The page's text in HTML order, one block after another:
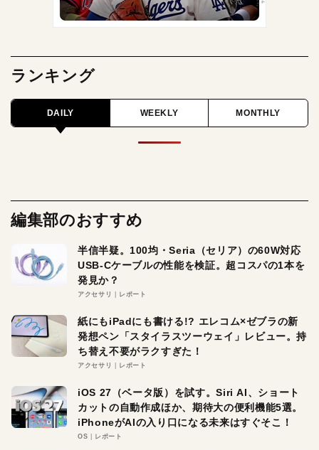
ランキング
DAILY WEEKLY MONTHLY
編集部のおすすめ
半信半疑。100均・Seria（セリア）の60W対応
USB-Cケーブルの性能を検証。超コスパの1本を
発見か？
アクセサリ レポート
紙にもiPadにも書ける!? エレコム×ゼブラの新
発想ペン「スタイラスツーウェイ」レビュー。持
ち替え不要がラクすぎた！
アクセサリ レポート
iOS 27（ベータ版）を試す。Siri AI、ショート
カットの自動作成ほか、期待大の便利機能5選。
iPhoneがAIの入り口になる未来はすぐそこ！
OS レポート